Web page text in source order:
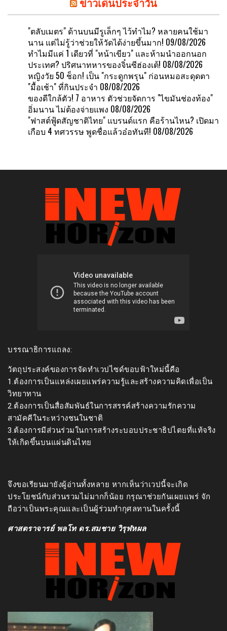
"ตลับเมตร" ด้านบนมีรูเล็กๆ ไว้ทำไม? หลายคนใช้มา
นาน แต่ไม่รู้ว่าช่วยให้วัดได้ง่ายขึ้นมาก! 09/08/2026
ทำไมมีแค่ 1 เดียวที่ "หน้าเขียว" และห้ามนำออกนอก
ประเทศ? ปริศนาทหารของจิ๋นซีฮ่องเต้! 08/08/2026
หญิงวัย 50 ช็อก! เป็น "กระดูกพรุน" ก่อนหมอสะดุดตา
"มื้อเช้า" ที่กินประจำ 08/08/2026
ของดีใกล้ตัว! 7 อาหาร ตัวช่วยจัดการ "ไขมันช่องท้อง"
อิ่มนาน ไม่ต้องจ่ายแพง 08/08/2026
"ฟาสต์ฟู้ดสัญชาติไทย" แบรนด์แรก คือร้านไหน? เปิดมา
เกือบ 4 ทศวรรษ พูดชื่อแล้วอ๋อทันที! 08/08/2026
บรรณาธิการแถลง:
วัตถุประสงค์ของการจัดทำเวปไซด์ขอบฟ้าใหม่นี้คือ
1.ต้องการเป็นแหล่งเผยแพร่ความรู้และสร้างความคิดเพื่อเป็น
วิทยาทาน
2.ต้องการเป็นสื่อสัมพันธ์ในการสรรค์สร้างความรักความ
สามัคคีในระหว่างชนในชาติ
3.ต้องการมีส่วนร่วมในการสร้างระบอบประชาธิปไตยที่แท้จริง
ให้เกิดขึ้นบนแผ่นดินไทย
จึงขอเรียนมายังผู้อ่านทั้งหลาย หากเห็นว่าเวปนี้จะเกิด
ประโยชน์กับส่วนรวมไม่มากก็น้อย กรุณาช่วยกันเผยแพร่ จัก
ถือว่าเป็นพระคุณและเป็นผู้ร่วมทำกุศลทานในครั้งนี้
ศาสตราจารย์ พลโท ดร.สมชาย วิรุฬหผล